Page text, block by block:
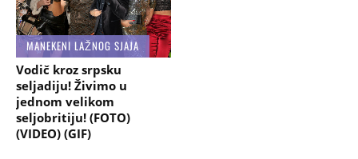
MANEKENI LAŽNOG SJAJA
Vodič kroz srpsku
seljadiju! Živimo u
jednom velikom
seljobritiju! (FOTO)
(VIDEO) (GIF)